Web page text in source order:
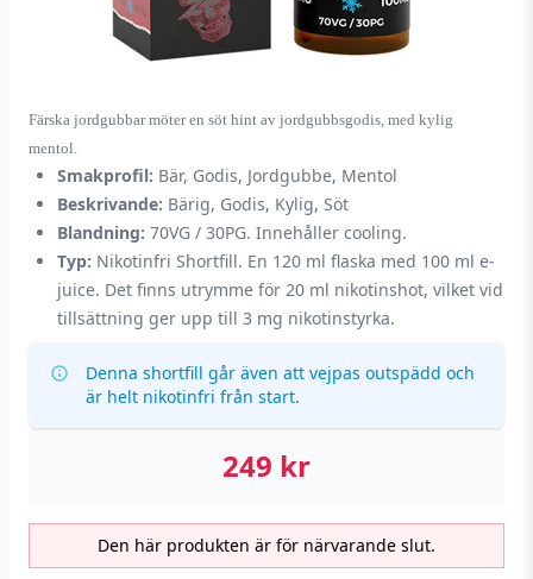
Färska jordgubbar möter en söt hint av jordgubbsgodis, med kylig
mentol.
Smakprofil: Bär, Godis, Jordgubbe, Mentol
Beskrivande: Bärig, Godis, Kylig, Söt
Blandning: 70VG / 30PG. Innehåller cooling.
Typ: Nikotinfri Shortfill. En 120 ml flaska med 100 ml e-
juice. Det finns utrymme för 20 ml nikotinshot, vilket vid
tillsättning ger upp till 3 mg nikotinstyrka.
Denna shortfill går även att vejpas outspädd och
är helt nikotinfri från start.
249 kr
Den här produkten är för närvarande slut.